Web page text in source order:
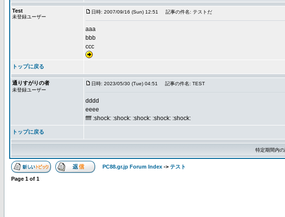
Test
未登録ユーザー
日時: 2007/09/16 (Sun) 12:51 記事の件名: テストだ
aaa
bbb
ccc
トップに戻る
通りすがりの者
未登録ユーザー
日時: 2023/05/30 (Tue) 04:51 記事の件名: TEST
dddd
eeee
ffff :shock: :shock: :shock: :shock: :shock:
トップに戻る
特定期間内
PC88.gr.jp Forum Index -> テスト
Page 1 of 1